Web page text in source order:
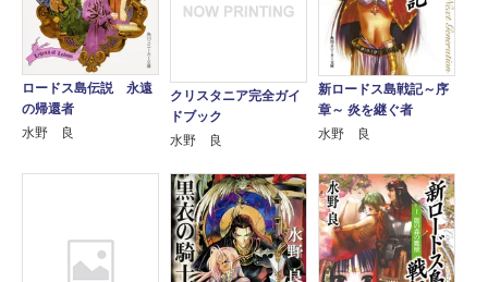
ロードス島伝説 永遠
の帰還者
水野 良
クリスタニア完全ガイ
ドブック
水野 良
新ロードス島戦記～序
章～ 炎を継ぐ者
水野 良